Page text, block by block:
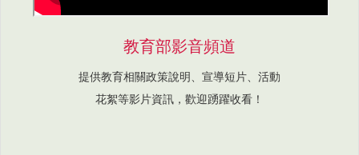
教育部影音頻道
提供教育相關政策說明、宣導短片、活動
花絮等影片資訊，歡迎踴躍收看！